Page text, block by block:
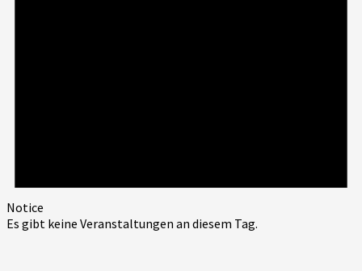
Notice
Es gibt keine Veranstaltungen an diesem Tag.